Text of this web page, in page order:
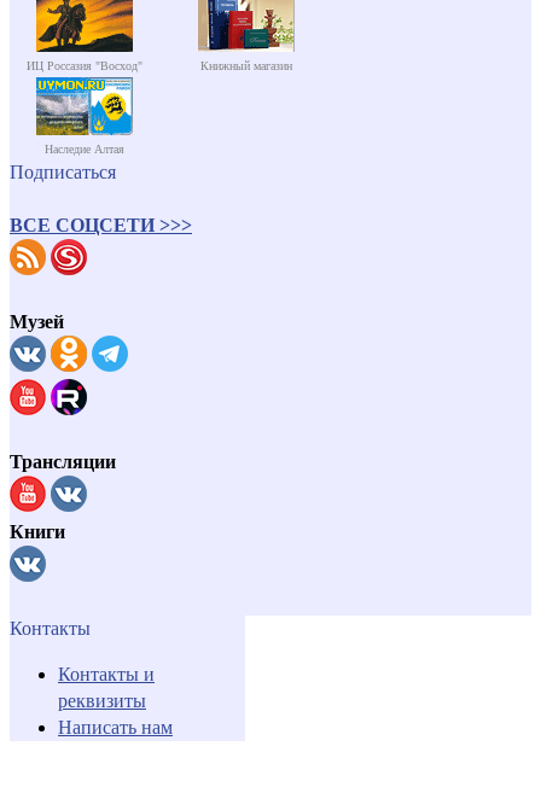
ИЦ Россазия "Восход" Книжный магазин
Наследие Алтая
Подписаться
ВСЕ СОЦСЕТИ >>>
Музей
Трансляции
Книги
Контакты
Контакты и
реквизиты
Написать нам